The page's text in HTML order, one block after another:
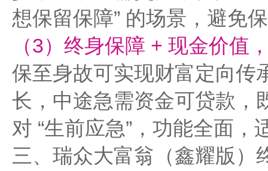
想保留保障” 的场景，避免
（3）终身保障 + 现金价值
保至身故可实现财富定向传
长，中途急需资金可贷款，
对 “生前应急”，功能全面，
三、瑞众大富翁（鑫耀版）